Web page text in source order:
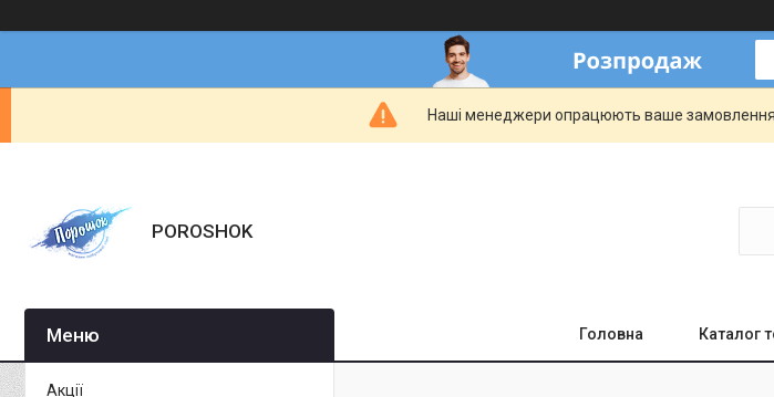
Наші менеджери опрацюють ваше
POROSHOK
Головна Каталог
Акції